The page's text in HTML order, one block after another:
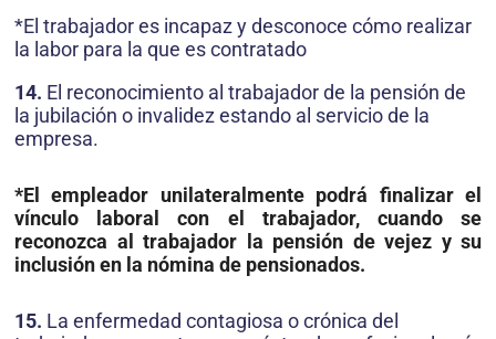
*El trabajador es incapaz y desconoce cómo realizar
la labor para la que es contratado
14. El reconocimiento al trabajador de la pensión de
la jubilación o invalidez estando al servicio de la
empresa.
*El empleador unilateralmente podrá finalizar el
vínculo laboral con el trabajador, cuando se
reconozca al trabajador la pensión de vejez y su
inclusión en la nómina de pensionados.
15. La enfermedad contagiosa o crónica del